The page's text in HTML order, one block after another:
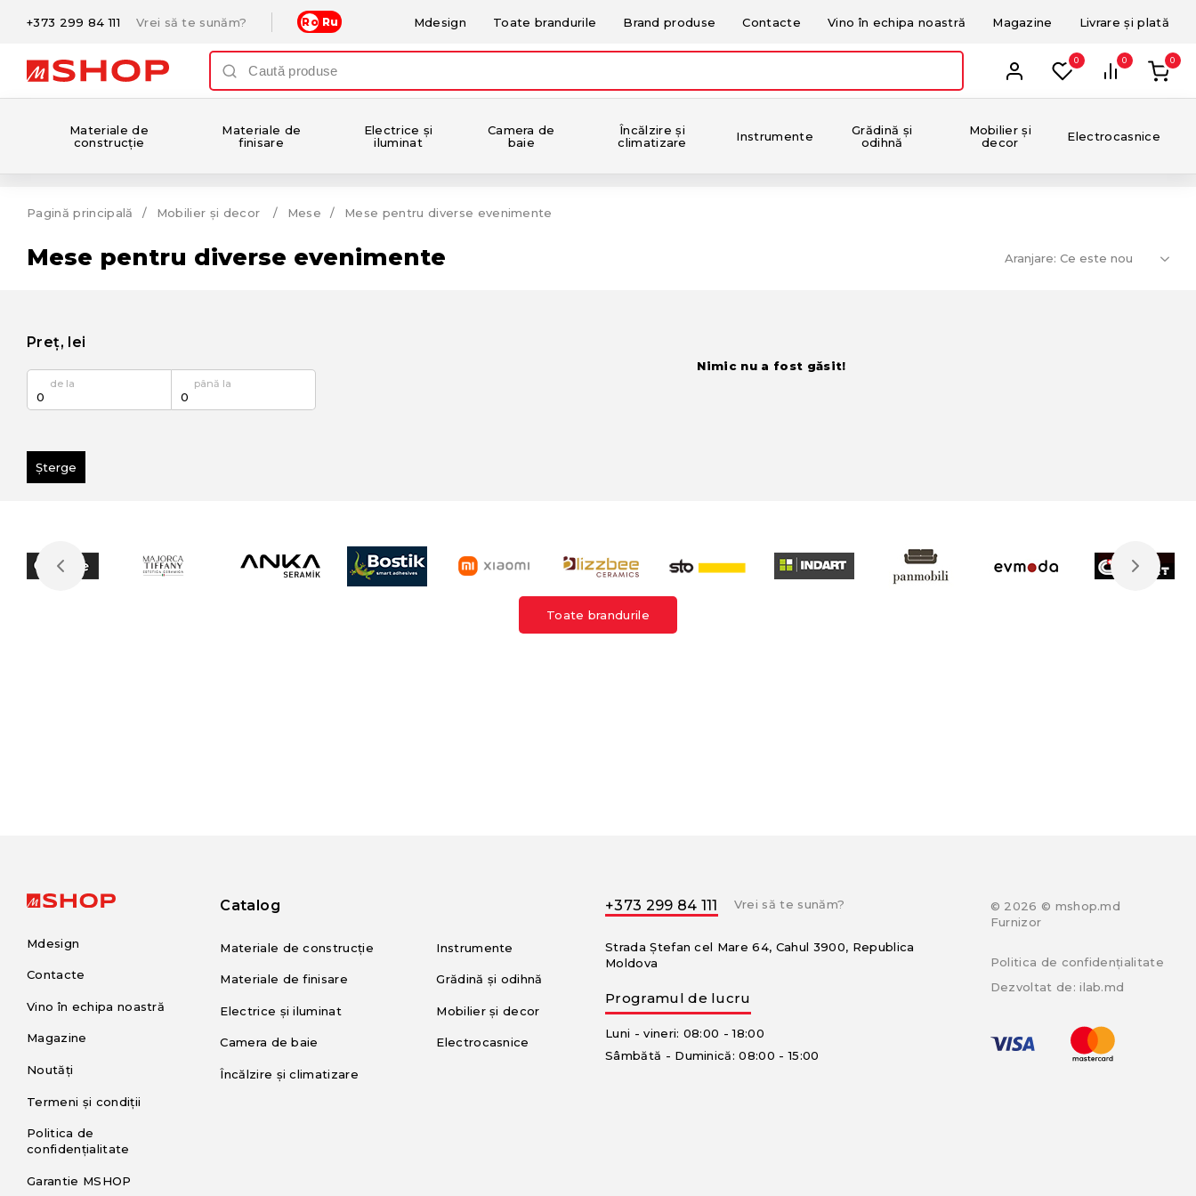
+373 299 84 111 Vrei să te sunăm? Ro Ru Mdesign Toate brandurile Brand produse Contacte Vino în echipa noastră Magazine Livrare și plată
0 0 0
Materiale de
construcție
Materiale de
finisare
Electrice și
iluminat
Camera de
baie
Încălzire și
climatizare
Instrumente
Grădină și
odihnă
Mobilier și
decor
Electrocasnice
Pagină principală Mobilier și decor Mese Mese pentru diverse evenimente
Mese pentru diverse evenimente
Preț, lei
de la până la
Șterge
Aranjare:
Nimic nu a fost găsit!
Toate brandurile
Mdesign
Contacte
Vino în echipa noastră
Magazine
Noutăți
Termeni și condiții
Politica de
confidențialitate
Garantie MSHOP
Catalog
Materiale de construcție
Materiale de finisare
Electrice și iluminat
Camera de baie
Încălzire și climatizare
Instrumente
Grădină și odihnă
Mobilier și decor
Electrocasnice
+373 299 84 111 Vrei să te sunăm?
Strada Ștefan cel Mare 64, Cahul 3900, Republica
Moldova
Programul de lucru
Luni - vineri: 08:00 - 18:00
Sâmbătă - Duminică: 08:00 - 15:00
© 2026 © mshop.md
Furnizor
Politica de confidențialitate
Dezvoltat de:ilab.md